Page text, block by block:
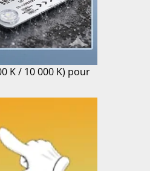
K / 10 000 K) pour